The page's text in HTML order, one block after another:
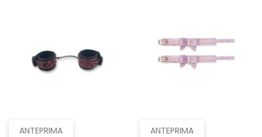
ANTEPRIMA ANTEPRIMA